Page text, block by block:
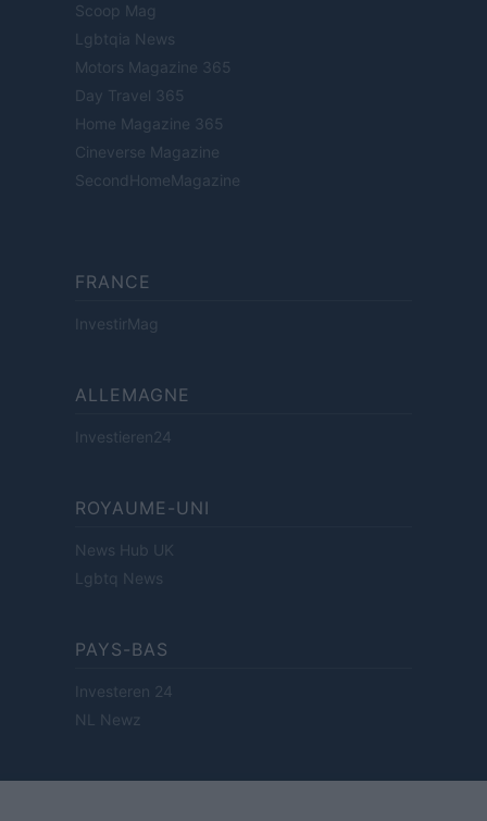
Scoop Mag
Lgbtqia News
Motors Magazine 365
Day Travel 365
Home Magazine 365
Cineverse Magazine
SecondHomeMagazine
FRANCE
InvestirMag
ALLEMAGNE
Investieren24
ROYAUME-UNI
News Hub UK
Lgbtq News
PAYS-BAS
Investeren 24
NL Newz